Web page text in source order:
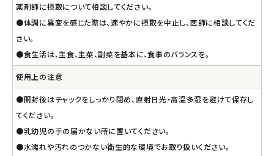
薬剤師に摂取について相談してください。
●体調に異変を感じた際は、速やかに摂取を中止し、医師に相談してくだ
さい。
●食生活は、主食、主菜、副菜を基本に、食事のバランスを。
使用上の注意
●開封後はチャックをしっかり閉め、直射日光・高温多湿を避けて保存し
てください。
●乳幼児の手の届かない所に置いてください。
●水濡れや汚れのつかない衛生的な環境でお取り扱いください。